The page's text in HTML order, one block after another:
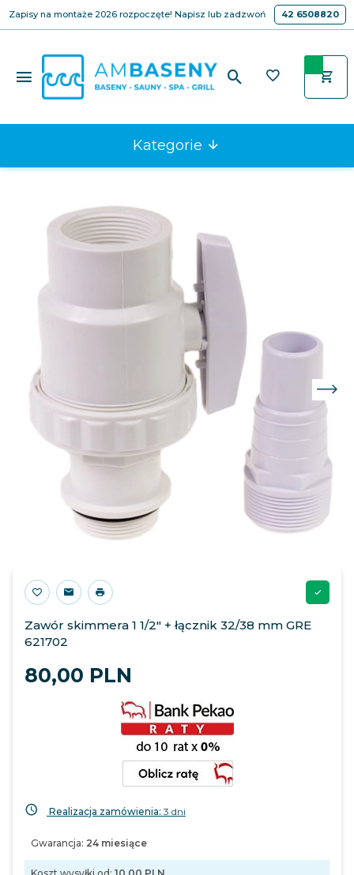
Zapisy na montaże 2026 rozpoczęte! Napisz lub zadzwoń 42 6508820
Kategorie
Zawór skimmera 1 1/2" + łącznik 32/38 mm GRE
621702
80,00 PLN
Realizacja zamówienia: 3 dni
Gwarancja: 24 miesiące